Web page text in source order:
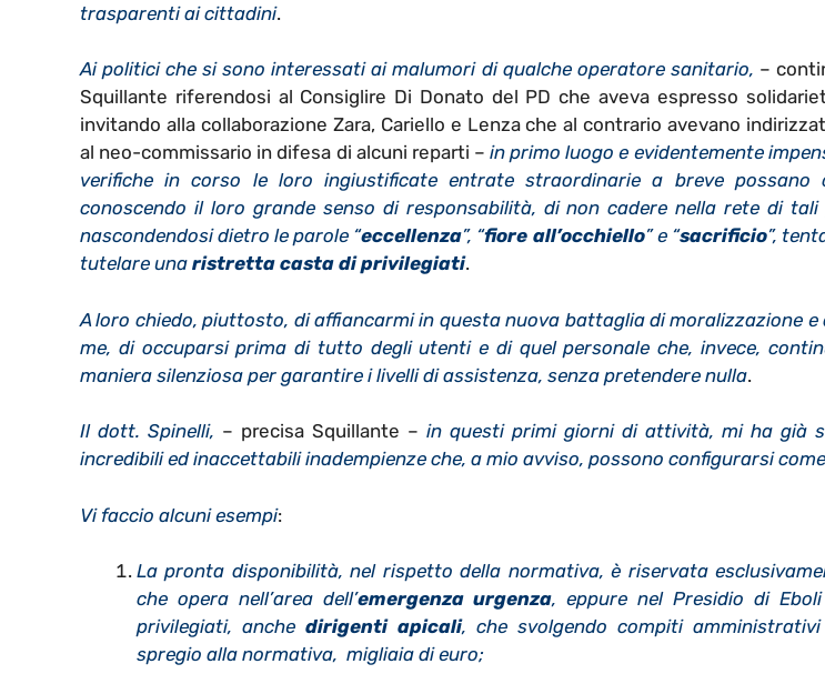
trasparenti ai cittadini.
Ai politici che si sono interessati ai malumori di qualche operatore sanitario, –
Squillante riferendosi al Consiglire Di Donato del PD che aveva espresso
invitando alla collaborazione Zara, Cariello e Lenza che al contrario avevano
al neo-commissario in difesa di alcuni reparti – in primo luogo e evidentemente
verifiche in corso le loro ingiustificate entrate straordinarie a breve possano
conoscendo il loro grande senso di responsabilità, di non cadere nella rete di tali
nascondendosi dietro le parole “eccellenza”, “fiore all’occhiello” e “sacrificio”,
tutelare una ristretta casta di privilegiati.
A loro chiedo, piuttosto, di affiancarmi in questa nuova battaglia di moralizzazione e
me, di occuparsi prima di tutto degli utenti e di quel personale che, invece,
maniera silenziosa per garantire i livelli di assistenza, senza pretendere nulla.
Il dott. Spinelli, – precisa Squillante – in questi primi giorni di attività, mi ha già
incredibili ed inaccettabili inadempienze che, a mio avviso, possono configurarsi
Vi faccio alcuni esempi:
La pronta disponibilità, nel rispetto della normativa, è riservata
che opera nell’area dell’emergenza urgenza, eppure nel Presidio di
privilegiati, anche dirigenti apicali, che svolgendo compiti
spregio alla normativa, migliaia di euro;